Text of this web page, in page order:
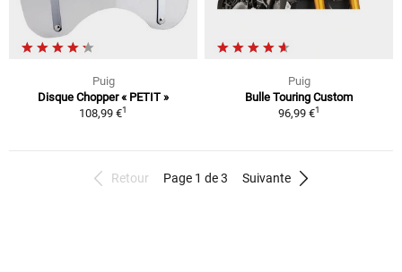
Puig
Disque Chopper « PETIT »
108,99 €1
Puig
Bulle Touring Custom
96,99 €1
Retour Page 1 de 3 Suivante